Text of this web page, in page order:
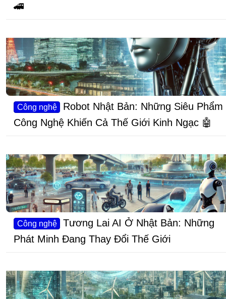
🚄
Công nghệ
Robot Nhật Bản: Những Siêu Phẩm
Công Nghệ Khiến Cả Thế Giới Kinh Ngạc 🤖
Công nghệ
Tương Lai AI Ở Nhật Bản: Những
Phát Minh Đang Thay Đổi Thế Giới